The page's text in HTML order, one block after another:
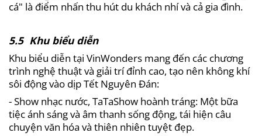
cá" là điểm nhấn thu hút du khách nhí và cả gia đình.
5.5 Khu biểu diễn
Khu biểu diễn tại VinWonders mang đến các chương
trình nghệ thuật và giải trí đỉnh cao, tạo nên không khí
sôi động vào dịp Tết Nguyên Đán:
- Show nhạc nước, TaTaShow hoành tráng: Một bữa
tiệc ánh sáng và âm thanh sống động, tái hiện câu
chuyện văn hóa và thiên nhiên tuyệt đẹp.